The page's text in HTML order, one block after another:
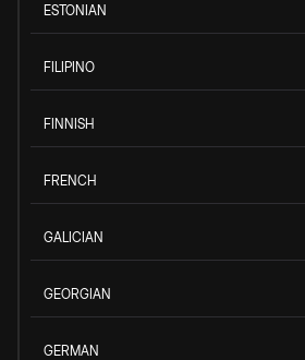
ESTONIAN
FILIPINO
FINNISH
FRENCH
GALICIAN
GEORGIAN
GERMAN